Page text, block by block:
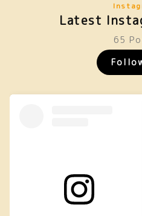
Latest
65